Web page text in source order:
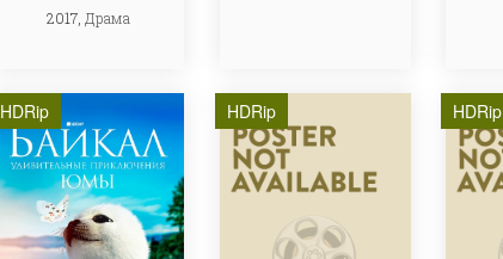
2017, Драма
HDRip HDRip HDRip